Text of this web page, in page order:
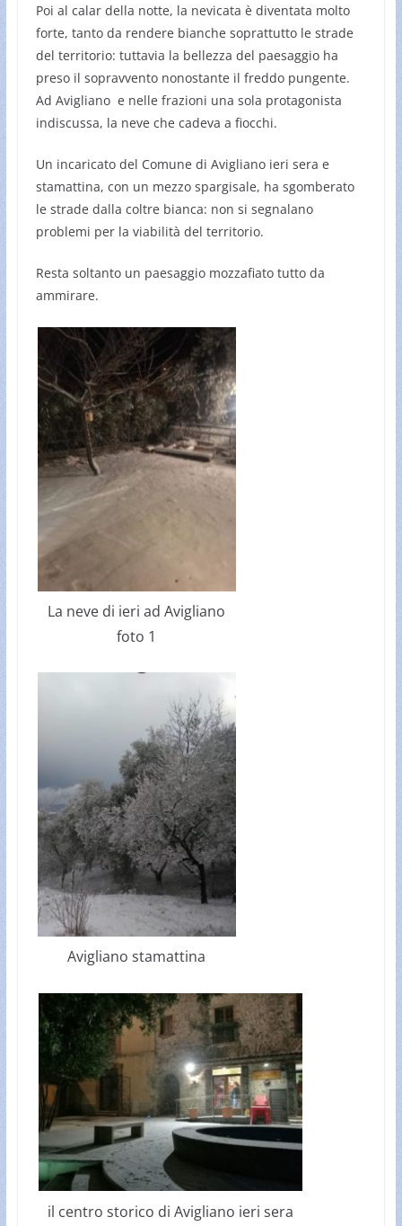
Poi al calar della notte, la nevicata è diventata molto
forte, tanto da rendere bianche soprattutto le strade
del territorio: tuttavia la bellezza del paesaggio ha
preso il sopravvento nonostante il freddo pungente.
Ad Avigliano e nelle frazioni una sola protagonista
indiscussa, la neve che cadeva a fiocchi.
Un incaricato del Comune di Avigliano ieri sera e
stamattina, con un mezzo spargisale, ha sgomberato
le strade dalla coltre bianca: non si segnalano
problemi per la viabilità del territorio.
Resta soltanto un paesaggio mozzafiato tutto da
ammirare.
La neve di ieri ad Avigliano
foto 1
Avigliano stamattina
il centro storico di Avigliano ieri sera